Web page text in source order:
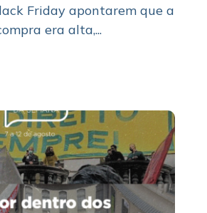
Friday apontarem que a
era alta,...